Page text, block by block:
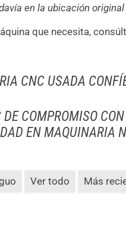
en la ubicación
que necesita,
CNC USADA
COMPROMISO
EN MAQUINARIA
Ver todo Más